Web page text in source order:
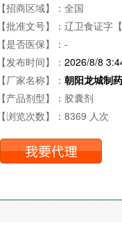
【招商区域】：全国
【批准文号】：辽卫食证字
【是否医保】：-
【发布时间】： 2026/8/8
【厂家名称】： 朝阳龙城制
【产品剂型】：胶囊剂
【浏览次数】：8369 人次